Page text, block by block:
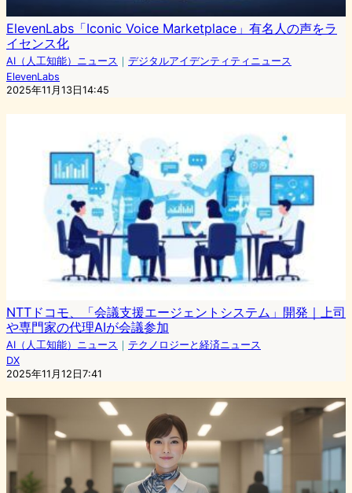
ElevenLabs「Iconic Voice Marketplace」有名人の声をラ
イセンス化
AI（人工知能）ニュース ｜ デジタルアイデンティティニュース
ElevenLabs
2025年11月13日14:45
NTTドコモ、「会議支援エージェントシステム」開発｜上司
や専門家の代理AIが会議参加
AI（人工知能）ニュース ｜ テクノロジーと経済ニュース
DX
2025年11月12日7:41